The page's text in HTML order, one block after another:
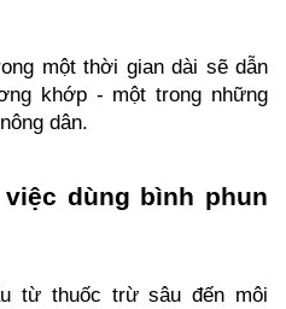
một thời gian dài sẽ dẫn
khớp - một trong những
dân.
dùng bình phun
từ thuốc trừ sâu đến môi